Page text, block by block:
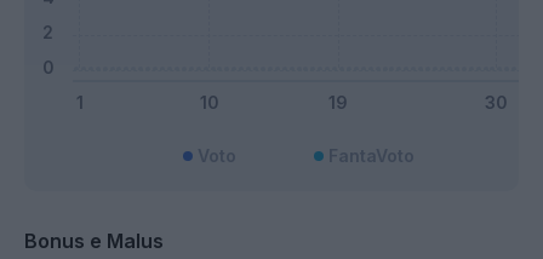
Voto FantaVoto
Bonus e Malus